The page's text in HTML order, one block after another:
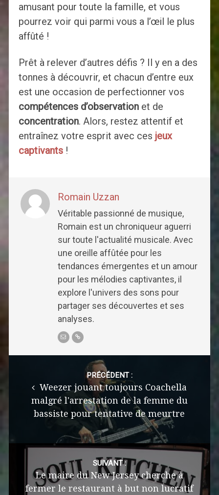
amusant pour toute la famille, et vous
pourrez voir qui parmi vous a l’œil le plus
affûté !
Prêt à relever d’autres défis ? Il y en a des
tonnes à découvrir, et chacun d’entre eux
est une occasion de perfectionner vos
compétences d’observationet de
concentration. Alors, restez attentif et
entraînez votre esprit avec ces jeux
captivants!
Romain Uzzan
Véritable passionné de musique,
Romain est un chroniqueur aguerri
sur toute l'actualité musicale. Avec
une oreille affûtée pour les
tendances émergentes et un amour
pour les mélodies captivantes, il
explore l'univers des sons pour
partager ses découvertes et ses
analyses.
PRÉCÉDENT :
Weezer jouant toujours Coachella
malgré l'arrestation de la femme du
bassiste pour tentative de meurtre
SUIVANT :
Le maire du New Jersey cherche à
fermer le restaurant à but non lucratif